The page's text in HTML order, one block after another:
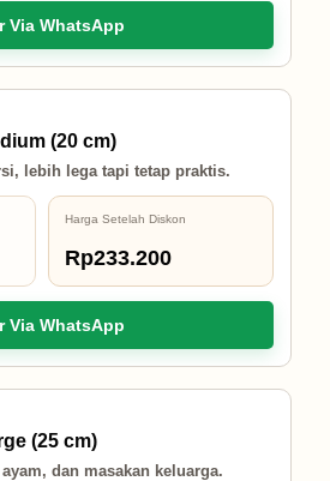
Via WhatsApp
(20 cm)
lebih lega tapi tetap praktis.
Harga Setelah Diskon
Rp233.200
Via WhatsApp
(25 cm)
dan masakan keluarga.